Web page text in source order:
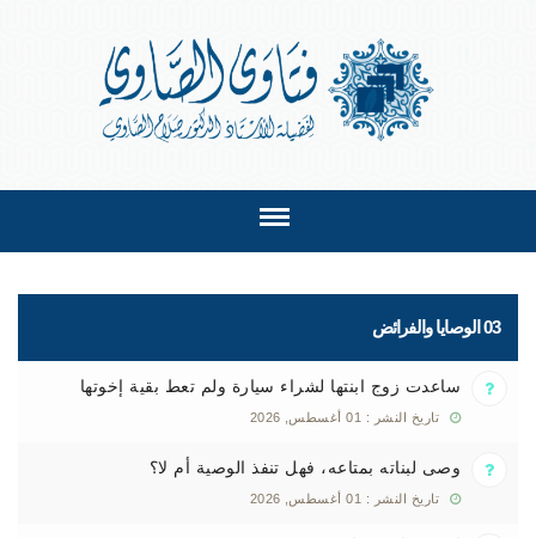
03 الوصايا والفرائض
ساعدت زوج ابنتها لشراء سيارة ولم تعط بقية إخوتها
تاريخ النشر : 01 أغسطس, 2026
وصى لبناته بمتاعه، فهل تنفذ الوصية أم لا؟
تاريخ النشر : 01 أغسطس, 2026